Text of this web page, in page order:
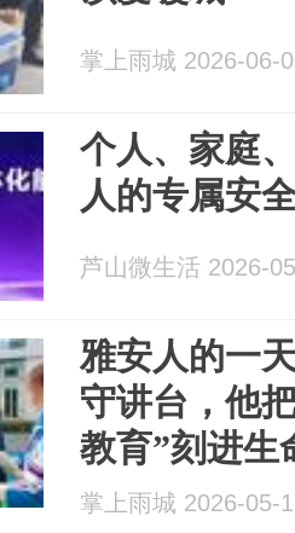
掌上雨城 2026-06-
个人、家庭
人的专属安
芦山微生活 2026-
雅安人的一
守讲台，他
教育”刻进生
掌上雨城 2026-05-